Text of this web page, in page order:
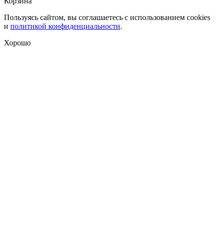
Пользуясь сайтом, вы соглашаетесь с использованием cookies
и политикой конфиденциальности.
Хорошо